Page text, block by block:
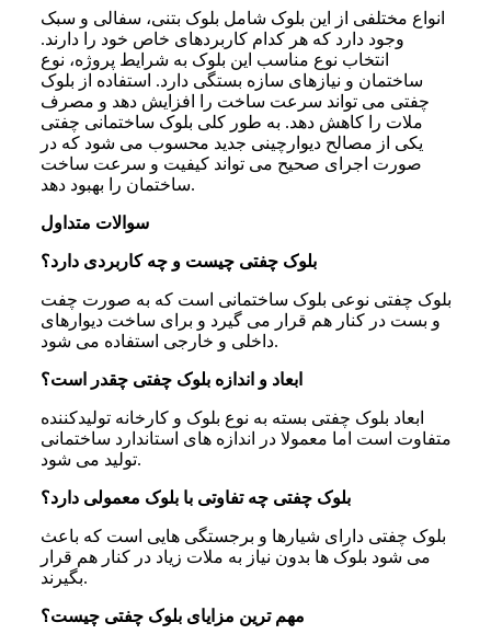
انواع مختلفی از این بلوک شامل بلوک بتنی، سفالی و سبک
وجود دارد که هر کدام کاربردهای خاص خود را دارند.
انتخاب نوع مناسب این بلوک به شرایط پروژه، نوع
ساختمان و نیازهای سازه بستگی دارد. استفاده از بلوک
چفتی می تواند سرعت ساخت را افزایش دهد و مصرف
ملات را کاهش دهد. به طور کلی بلوک ساختمانی چفتی
یکی از مصالح دیوارچینی جدید محسوب می شود که در
صورت اجرای صحیح می تواند کیفیت و سرعت ساخت
ساختمان را بهبود دهد.
سوالات متداول
بلوک چفتی چیست و چه کاربردی دارد؟
بلوک چفتی نوعی بلوک ساختمانی است که به صورت چفت
و بست در کنار هم قرار می گیرد و برای ساخت دیوارهای
داخلی و خارجی استفاده می شود.
ابعاد و اندازه بلوک چفتی چقدر است؟
ابعاد بلوک چفتی بسته به نوع بلوک و کارخانه تولیدکننده
متفاوت است اما معمولا در اندازه های استاندارد ساختمانی
تولید می شود.
بلوک چفتی چه تفاوتی با بلوک معمولی دارد؟
بلوک چفتی دارای شیارها و برجستگی هایی است که باعث
می شود بلوک ها بدون نیاز به ملات زیاد در کنار هم قرار
بگیرند.
مهم ترین مزایای بلوک چفتی چیست؟